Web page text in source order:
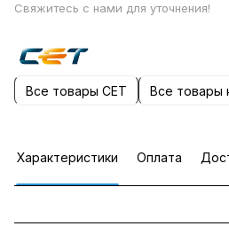
Свяжитесь с нами для уточнения!
Все товары CET Все товары
Характеристики Оплата